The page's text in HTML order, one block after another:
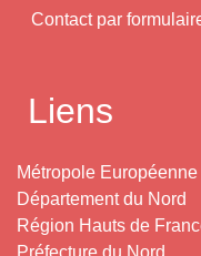
Contact par
Liens
Métropole
Département du Nord
Région Hauts de
Préfecture du Nord